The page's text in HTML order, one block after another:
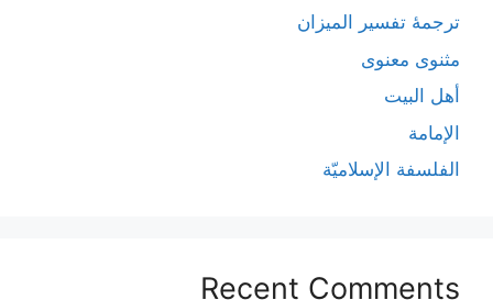
ترجمۀ تفسیر المیزان
مثنوی معنوی
أهل البيت
الإمامة
الفلسفة الإسلاميّة
Recent Comments